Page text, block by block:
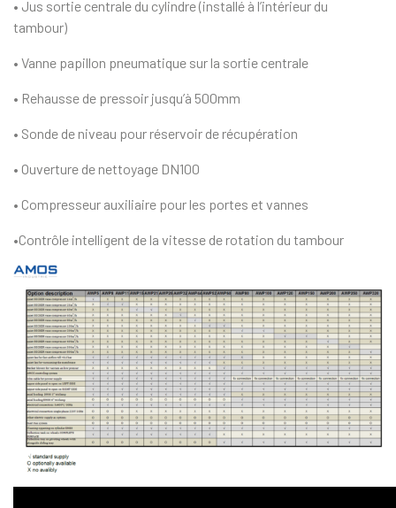
• Jus sortie centrale du cylindre (installé à l’intérieur du
tambour)
• Vanne papillon pneumatique sur la sortie centrale
• Rehausse de pressoir jusqu’à 500mm
• Sonde de niveau pour réservoir de récupération
• Ouverture de nettoyage DN100
• Compresseur auxiliaire pour les portes et vannes
•Contrôle intelligent de la vitesse de rotation du tambour